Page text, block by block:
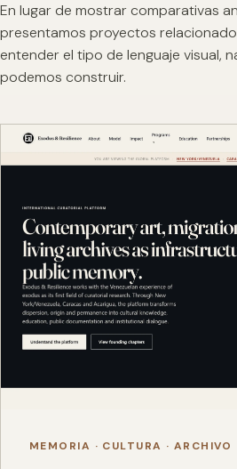
En lugar de mostrar comparativas
presentamos proyectos
entender el tipo de lenguaje visual,
podemos construir.
MEMORIA · CULTURA · ARCHIVO